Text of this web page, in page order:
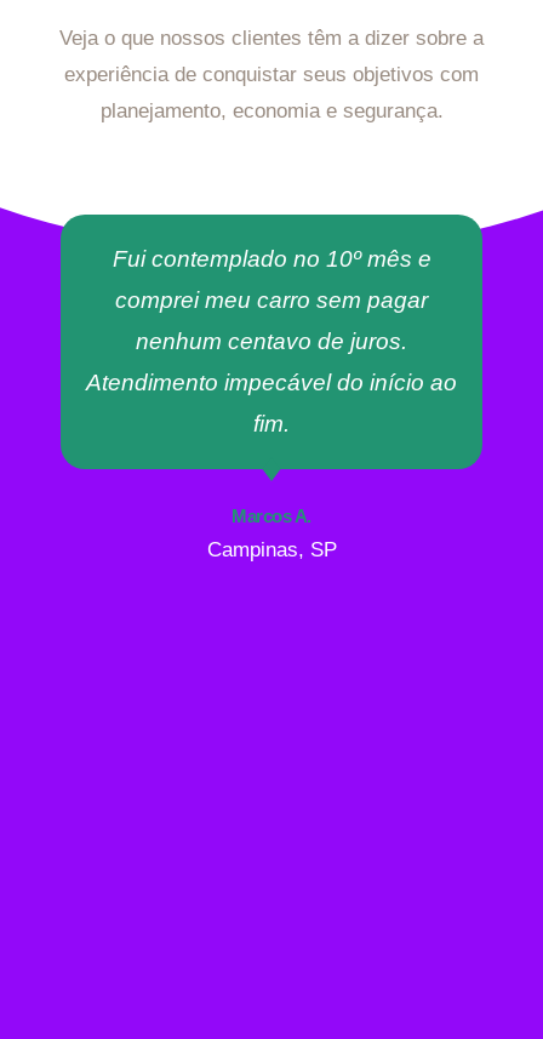
Veja o que nossos clientes têm a dizer sobre a
experiência de conquistar seus objetivos com
planejamento, economia e segurança.
Fui contemplado no 10º mês e
comprei meu carro sem pagar
nenhum centavo de juros.
Atendimento impecável do início ao
fim.
Marcos A.
Campinas, SP